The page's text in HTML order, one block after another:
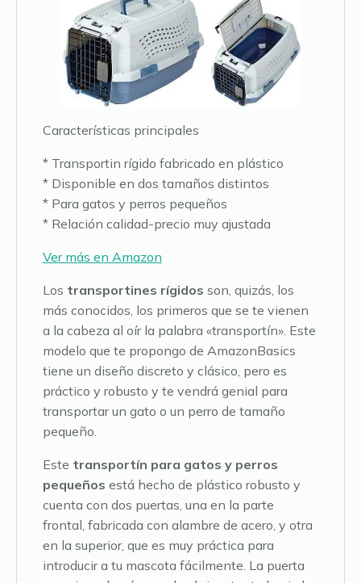
Características principales
* Transportin rígido fabricado en plástico
* Disponible en dos tamaños distintos
* Para gatos y perros pequeños
* Relación calidad-precio muy ajustada
Ver más en Amazon
Los transportines rígidos son, quizás, los
más conocidos, los primeros que se te vienen
a la cabeza al oír la palabra «transportín». Este
modelo que te propongo de AmazonBasics
tiene un diseño discreto y clásico, pero es
práctico y robusto y te vendrá genial para
transportar un gato o un perro de tamaño
pequeño.
Este transportín para gatos y perros
pequeños está hecho de plástico robusto y
cuenta con dos puertas, una en la parte
frontal, fabricada con alambre de acero, y otra
en la superior, que es muy práctica para
introducir a tu mascota fácilmente. La puerta